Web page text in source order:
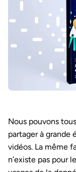
Nous pouvons
partager à grande
vidéos. La même
n’existe pas pour